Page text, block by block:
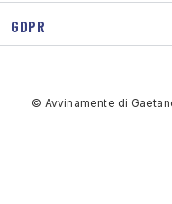
GDPR
© Avvinamente di